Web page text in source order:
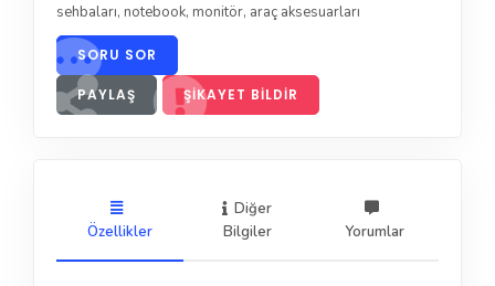
sehbaları, notebook, monitör, araç aksesuarları
SORU SOR
PAYLAŞ ŞIKAYET BILDIR
Özellikler
Diğer
Bilgiler
Yorumlar